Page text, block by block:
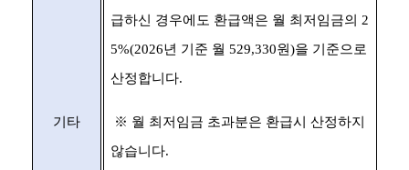
기타
급하신 경우에도 환급액은 월 최저임금의 2
5%(2026년 기준 월 529,330원)을 기준으로
산정합니다.
※ 월 최저임금 초과분은 환급시 산정하지
않습니다.